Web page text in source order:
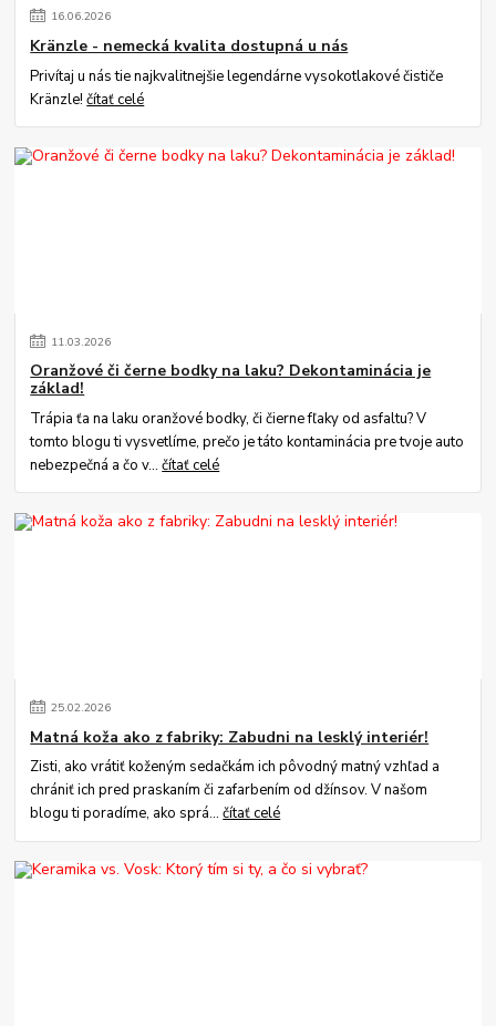
16.06.2026
Kränzle - nemecká kvalita dostupná u nás
Privítaj u nás tie najkvalitnejšie legendárne vysokotlakové čističe
Kränzle!čítať celé
11.03.2026
Oranžové či černe bodky na laku? Dekontaminácia je
základ!
Trápia ťa na laku oranžové bodky, či čierne fľaky od asfaltu? V
tomto blogu ti vysvetlíme, prečo je táto kontaminácia pre tvoje auto
nebezpečná a čo v...čítať celé
25.02.2026
Matná koža ako z fabriky: Zabudni na lesklý interiér!
Zisti, ako vrátiť koženým sedačkám ich pôvodný matný vzhľad a
chrániť ich pred praskaním či zafarbením od džínsov. V našom
blogu ti poradíme, ako sprá...čítať celé